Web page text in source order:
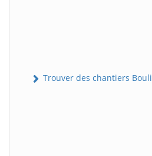
Trouver des chantiers